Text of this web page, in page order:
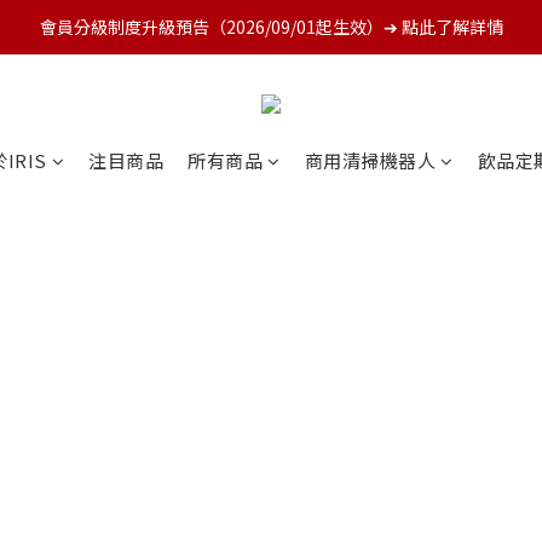
會員分級制度升級預告（2026/09/01起生效）➔ 點此了解詳情
IRIS 注目商品 所有商品 商用清掃機器人 飲品定